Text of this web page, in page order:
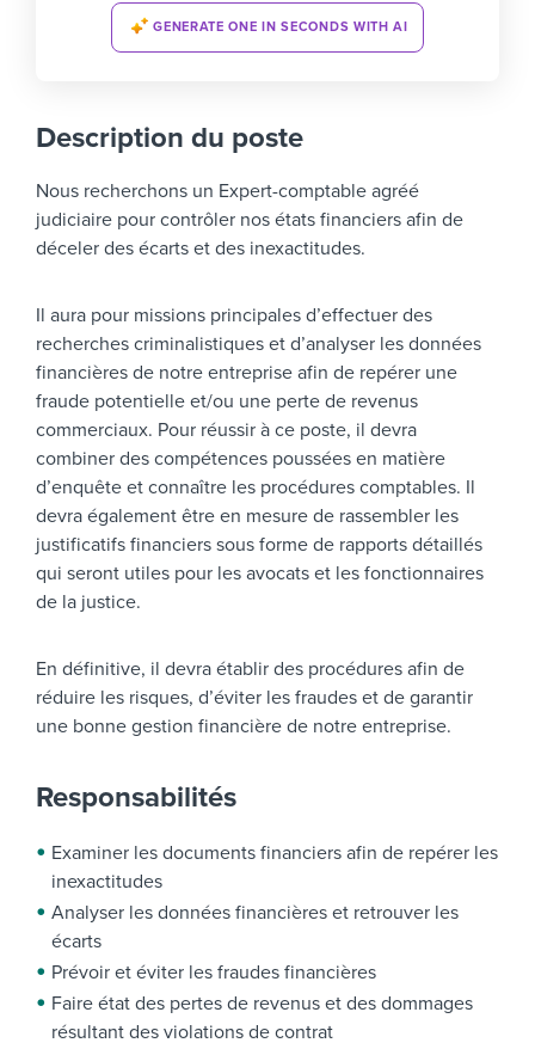
GENERATE ONE IN SECONDS WITH AI
Description du poste
Nous recherchons un Expert-comptable agréé
judiciaire pour contrôler nos états financiers afin de
déceler des écarts et des inexactitudes.
Il aura pour missions principales d’effectuer des
recherches criminalistiques et d’analyser les données
financières de notre entreprise afin de repérer une
fraude potentielle et/ou une perte de revenus
commerciaux. Pour réussir à ce poste, il devra
combiner des compétences poussées en matière
d’enquête et connaître les procédures comptables. Il
devra également être en mesure de rassembler les
justificatifs financiers sous forme de rapports détaillés
qui seront utiles pour les avocats et les fonctionnaires
de la justice.
En définitive, il devra établir des procédures afin de
réduire les risques, d’éviter les fraudes et de garantir
une bonne gestion financière de notre entreprise.
Responsabilités
Examiner les documents financiers afin de repérer les
inexactitudes
Analyser les données financières et retrouver les
écarts
Prévoir et éviter les fraudes financières
Faire état des pertes de revenus et des dommages
résultant des violations de contrat